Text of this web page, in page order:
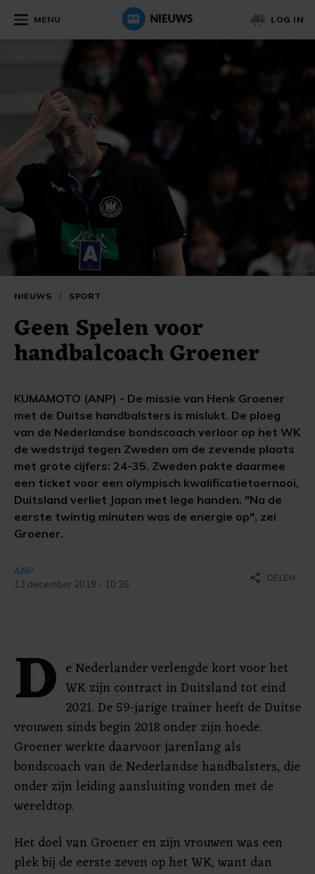
MENU LOG IN
NIEUWS / SPORT
Geen Spelen voor
handbalcoach Groener
KUMAMOTO (ANP) - De missie van Henk Groener
met de Duitse handbalsters is mislukt. De ploeg
van de Nederlandse bondscoach verloor op het WK
de wedstrijd tegen Zweden om de zevende plaats
met grote cijfers: 24-35. Zweden pakte daarmee
een ticket voor een olympisch kwalificatietoernooi,
Duitsland verliet Japan met lege handen. "Na de
eerste twintig minuten was de energie op", zei
Groener.
ANP
13 december 2019 - 10:26
share DELEN
D e Nederlander verlengde kort voor het
WK zijn contract in Duitsland tot eind
2021. De 59-jarige trainer heeft de Duitse
vrouwen sinds begin 2018 onder zijn hoede.
Groener werkte daarvoor jarenlang als
bondscoach van de Nederlandse handbalsters, die
onder zijn leiding aansluiting vonden met de
wereldtop.
Het doel van Groener en zijn vrouwen was een
plek bij de eerste zeven op het WK, want dan